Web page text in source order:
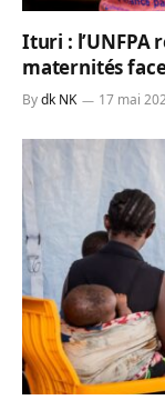
Ituri :
maternités
Bydk NK 17 mai